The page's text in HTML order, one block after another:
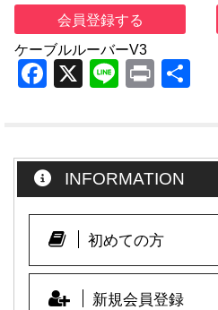
会員登録する
ケーブルルーバーV3
F
e
b
o
o
k
X
Li
Pr
INFORMATION
初めての方
新規会員登録